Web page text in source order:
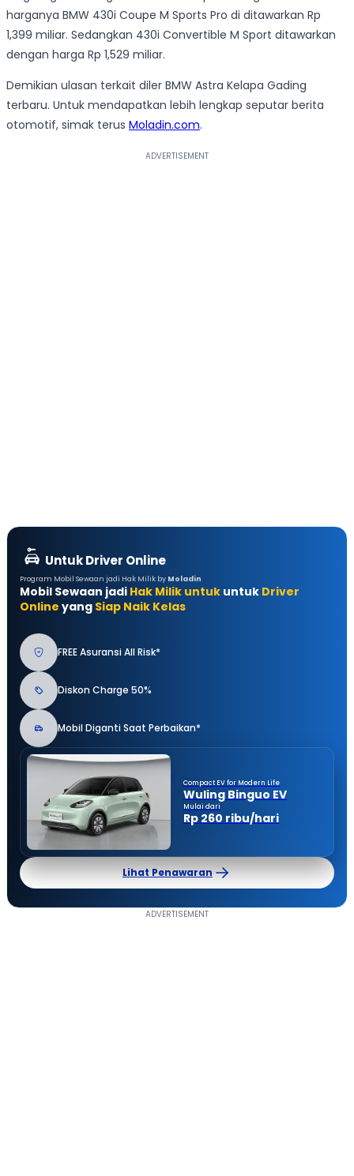
harganya BMW 430i Coupe M Sports Pro di ditawarkan Rp
1,399 miliar. Sedangkan 430i Convertible M Sport ditawarkan
dengan harga Rp 1,529 miliar.
Demikian ulasan terkait diler BMW Astra Kelapa Gading
terbaru. Untuk mendapatkan lebih lengkap seputar berita
otomotif, simak terus Moladin.com.
Untuk Driver Online
Program Mobil Sewaan jadi Hak Milik by Moladin
Mobil Sewaan jadi Hak Milik untuk untuk Driver
Online yang Siap Naik Kelas
FREE Asuransi All Risk*
Diskon Charge 50%
Mobil Diganti Saat Perbaikan*
Compact EV for Modern Life
Wuling Binguo EV
Mulai dari
Rp 260 ribu/hari
Lihat Penawaran